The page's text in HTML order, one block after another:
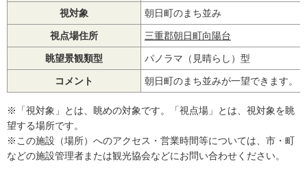
視対象 朝日町のまち並み
視点場住所 三重郡朝日町向陽台
眺望景観類型 パノラマ（見晴らし）型
コメント 朝日町のまち並みが一望できます。
※「視対象」とは、眺めの対象です。「視点場」とは、視対象を眺
望する場所です。
※この施設（場所）へのアクセス・営業時間等については、市・町
などの施設管理者または観光協会などにお問い合わせください。